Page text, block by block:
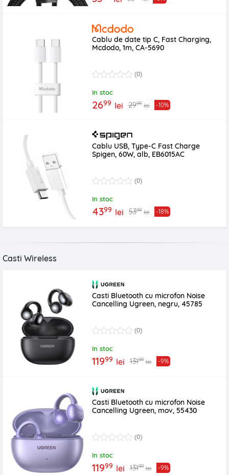
Cablu de date tip C, Fast Charging,
Mcdodo, 1m, CA-5690
(0)
In stoc
2699 lei 2999 lei -10%
Cablu USB, Type-C Fast Charge
Spigen, 60W, alb, EB6015AC
(0)
In stoc
4399 lei 5399 lei -18%
Casti Wireless
Casti Bluetooth cu microfon Noise
Cancelling Ugreen, negru, 45785
(0)
In stoc
11999 lei 13199 lei -9%
Casti Bluetooth cu microfon Noise
Cancelling Ugreen, mov, 55430
(0)
In stoc
11999 lei 13199 lei -9%